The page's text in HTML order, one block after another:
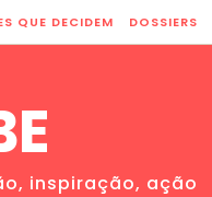
QUE DECIDEM DOSSIERS
inspiração, ação